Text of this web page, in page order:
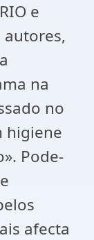
e
autores,
na
no
higiene
Pode-
afecta